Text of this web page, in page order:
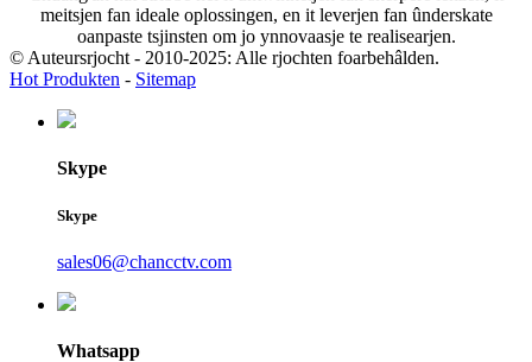
meitsjen fan ideale oplossingen, en it leverjen fan ûnderskate
oanpaste tsjinsten om jo ynnovaasje te realisearjen.
© Auteursrjocht - 2010-2025: Alle rjochten foarbehâlden.
Hot Produkten - Sitemap
Skype
Skype
sales06@chancctv.com
Whatsapp